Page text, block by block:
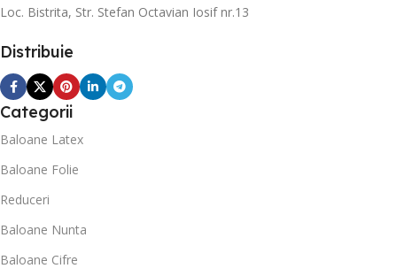
Loc. Bistrita, Str. Stefan Octavian Iosif nr.13
Distribuie
Categorii
Baloane Latex
Baloane Folie
Reduceri
Baloane Nunta
Baloane Cifre